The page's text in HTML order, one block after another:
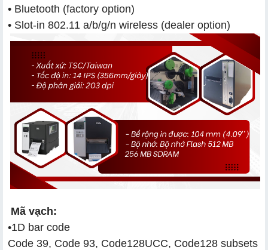
• Bluetooth (factory option)
• Slot-in 802.11 a/b/g/n wireless (dealer option)
Mã vạch:
•1D bar code
Code 39, Code 93, Code128UCC, Code128 subsets